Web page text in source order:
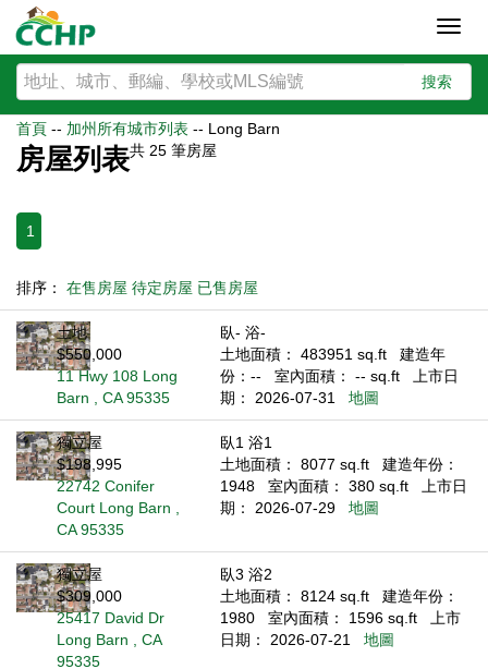
搜索
首頁 -- 加州所有城市列表 -- Long Barn
房屋列表共 25 筆房屋
1
排序： 在售房屋 待定房屋 已售房屋
土地
$550,000
11 Hwy 108 Long
Barn , CA 95335
臥- 浴-
土地面積： 483951 sq.ft
建造年
份：--
室內面積： -- sq.ft
上市日
期： 2026-07-31
地圖
獨立屋
$198,995
22742 Conifer
Court Long Barn ,
CA 95335
臥1 浴1
土地面積： 8077 sq.ft
建造年份：
1948
室內面積： 380 sq.ft
上市日
期： 2026-07-29
地圖
獨立屋
$309,000
25417 David Dr
Long Barn , CA
95335
臥3 浴2
土地面積： 8124 sq.ft
建造年份：
1980
室內面積： 1596 sq.ft
上市
日期： 2026-07-21
地圖